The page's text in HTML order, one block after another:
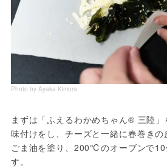
Photo by Ayaka Kimura
まずは「ふえるわかめちゃん® 三陸
味付けをし、チーズと一緒に春巻き
ごま油を塗り、200℃のオーブンで10
す。